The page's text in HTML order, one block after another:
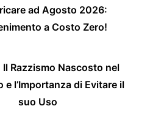
ad Agosto 2026:
a Costo Zero!
Il Razzismo Nascosto nel
e l’Importanza di Evitare il
suo Uso